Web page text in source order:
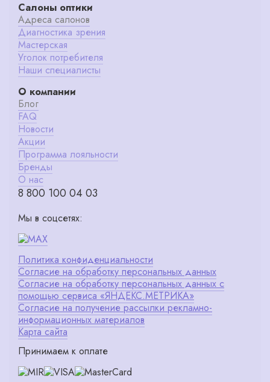
Салоны оптики
Адреса салонов
Диагностика зрения
Мастерская
Уголок потребителя
Наши специалисты
О компании
Блог
FAQ
Новости
Акции
Программа лояльности
Бренды
О нас
8 800 100 04 03
Мы в соцсетях:
Политика конфиденциальности
Согласие на обработку персональных данных
Согласие на обработку персональных данных с
помощью сервиса «ЯНДЕКС.МЕТРИКА»
Согласие на получение рассылки рекламно-
информационных материалов
Карта сайта
Принимаем к оплате